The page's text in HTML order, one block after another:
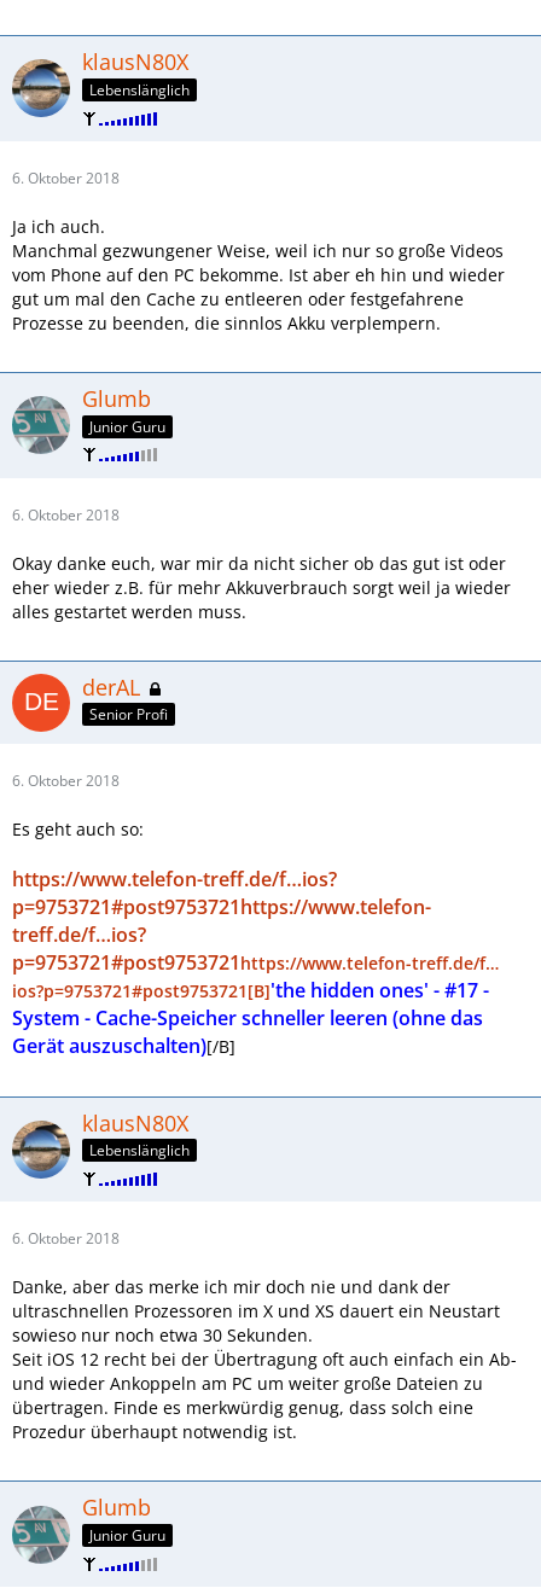
klausN80X
Lebenslänglich
6. Oktober 2018
Ja ich auch.
Manchmal gezwungener Weise, weil ich nur so große Videos
vom Phone auf den PC bekomme. Ist aber eh hin und wieder
gut um mal den Cache zu entleeren oder festgefahrene
Prozesse zu beenden, die sinnlos Akku verplempern.
Glumb
Junior Guru
6. Oktober 2018
Okay danke euch, war mir da nicht sicher ob das gut ist oder
eher wieder z.B. für mehr Akkuverbrauch sorgt weil ja wieder
alles gestartet werden muss.
derAL
Senior Profi
6. Oktober 2018
Es geht auch so:
https://www.telefon-treff.de/f…ios?
p=9753721#post9753721https://www.telefon-
treff.de/f…ios?
p=9753721#post9753721https://www.telefon-treff.de/f…
ios?p=9753721#post9753721[B]'the hidden ones' - #17 -
System - Cache-Speicher schneller leeren (ohne das
Gerät auszuschalten)[/B]
klausN80X
Lebenslänglich
6. Oktober 2018
Danke, aber das merke ich mir doch nie und dank der
ultraschnellen Prozessoren im X und XS dauert ein Neustart
sowieso nur noch etwa 30 Sekunden.
Seit iOS 12 recht bei der Übertragung oft auch einfach ein Ab-
und wieder Ankoppeln am PC um weiter große Dateien zu
übertragen. Finde es merkwürdig genug, dass solch eine
Prozedur überhaupt notwendig ist.
Glumb
Junior Guru